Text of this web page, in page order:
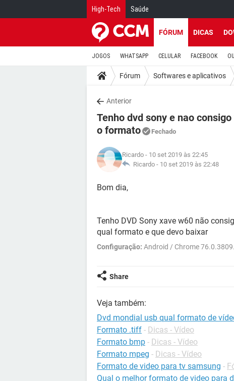
High-Tech Saúde
FÓRUM DICAS
JOGOS WHATSAPP CELULAR FACEBOOK
Fórum Softwares e aplicativos
Anterior
Tenho dvd sony e nao
o formato
Fechado
Ricardo - 10 set 2019 às 22:45
Ricardo - 10 set 2019 às 22:48
Bom dia,
Tenho DVD Sony xave w60 não
qual formato e que devo baixar
Configuração: Android / Chrome
Share
Veja também:
Dvd mondial usb qual formato de
Formato .tiff - Dicas - Vídeo
Formato bmp - Dicas - Vídeo
Formato mpeg - Dicas - Vídeo
Formato de video para tv samsung -
Qual o melhor formato de video para